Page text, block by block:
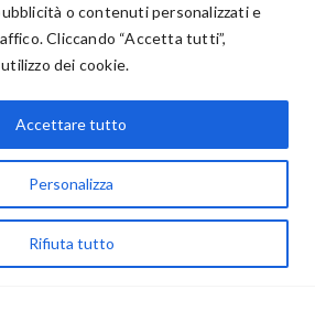
o contenuti personalizzati e
Cliccando “Accetta tutti”,
dei cookie.
Personalizza
Rifiuta tutto
Accettare tutto
RIVENDITORI
12
(AV)